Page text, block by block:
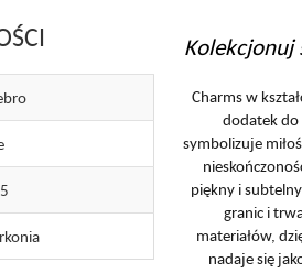
Kolekcjonuj
Charms w
dodatek do
symbolizuje
piękny i
granic i
materiałów,
nadaje się